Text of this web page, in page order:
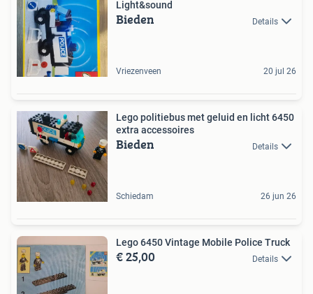
Light&sound
Bieden Details
Vriezenveen 20 jul 26
Lego politiebus met geluid en licht 6450
extra accessoires
Bieden Details
Schiedam 26 jun 26
Lego 6450 Vintage Mobile Police Truck
€ 25,00 Details